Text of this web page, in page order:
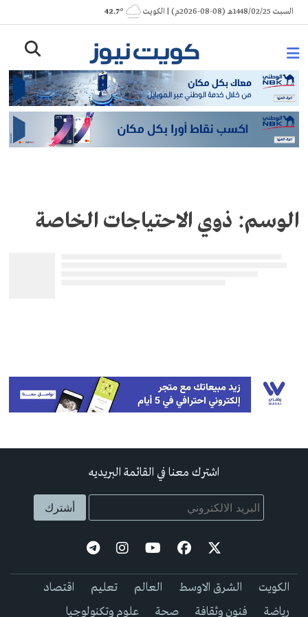
Skip
to
السبت 1448/02/25هـ (08-08-2026م) | الكويت ° 42.7
الوسم: ذوي الاحتياجات الخاصة
اشترك معنا في القائمة البريديه
الكويت الشرق الاوسط العالم تعليم
اقتصاد
رياضة
فنون وثقافة صحة علوم وتكنولوجيا